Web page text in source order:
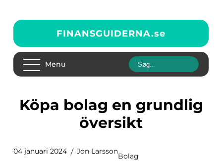
FINANSGUIDERNA.se
Menu
Köpa bolag en grundlig
översikt
04 januari 2024 Jon Larsson
Bolag